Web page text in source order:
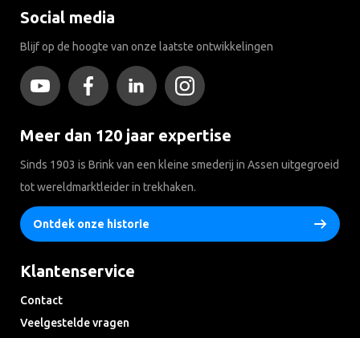
Social media
Blijf op de hoogte van onze laatste ontwikkelingen
Meer dan 120 jaar expertise
Sinds 1903 is Brink van een kleine smederij in Assen uitgegroeid
tot wereldmarktleider in trekhaken.
Ontdek onze historie
Klantenservice
Contact
Veelgestelde vragen